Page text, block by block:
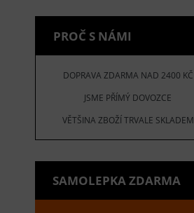
PROČ S NÁMI
DOPRAVA ZDARMA NAD 2400 KČ
JSME PŘÍMÝ DOVOZCE
VĚTŠINA ZBOŽÍ TRVALE SKLADEM
SAMOLEPKA ZDARMA